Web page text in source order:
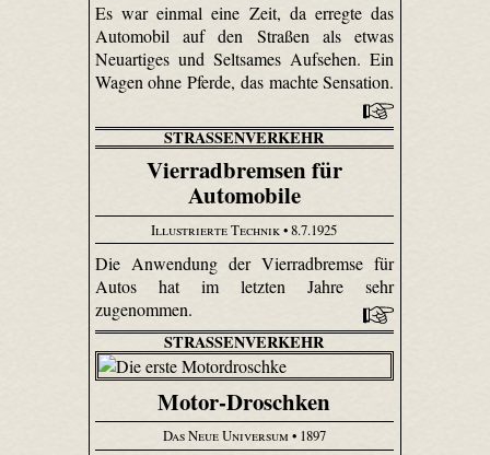
Es war einmal eine Zeit, da erregte das
Automobil auf den Straßen als etwas
Neuartiges und Seltsames Aufsehen. Ein
Wagen ohne Pferde, das machte Sensation.
STRASSENVERKEHR
Vierradbremsen für
Automobile
Illustrierte Technik• 8.7.1925
Die Anwendung der Vierradbremse für
Autos hat im letzten Jahre sehr
zugenommen.
STRASSENVERKEHR
Motor-Droschken
Das Neue Universum • 1897